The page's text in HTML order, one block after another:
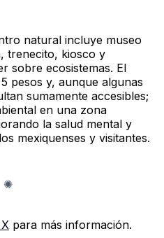
natural incluye museo
trenecito, kiosco y
sobre ecosistemas. El
pesos y, aunque algunas
sumamente accesibles;
en una zona
la salud mental y
mexiquenses y visitantes.
X para más información.